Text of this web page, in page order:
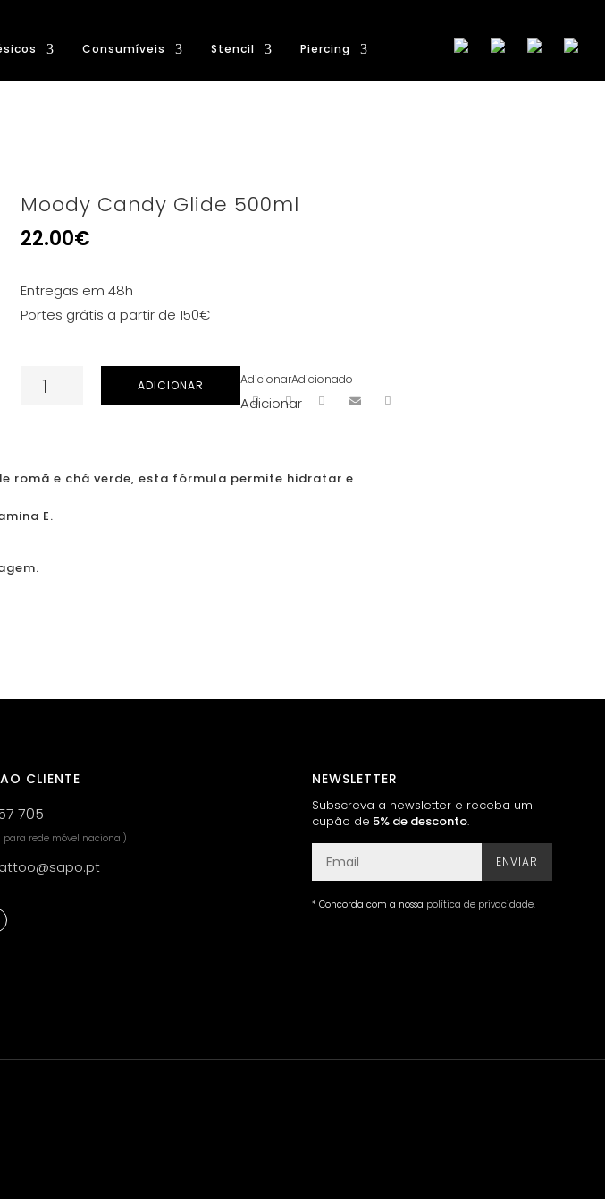
Consumíveis Stencil Piercing
Moody Candy Glide 500ml
22.00€
Entregas em 48h
Portes grátis a partir de 150€
Quantidade
Glide
ADICIONAR AdicionarAdicionado
Adicionar
romã e chá verde, esta fórmula permite hidratar e
E.
CLIENTE
705
para rede móvel nacional)
NEWSLETTER
Subscreva a newsletter e receba um
cupão de 5% de desconto.
ENVIAR
* Concorda com a nossa política de privacidade.